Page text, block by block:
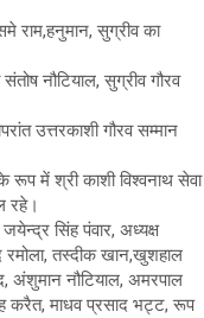
राम,हनुमान, सुग्रीव का
नौटियाल, सुग्रीव गौरव
उत्तरकाशी गौरव सम्मान
रूप में श्री काशी विश्वनाथ सेवा
रहे।
सिंह पंवार, अध्यक्ष
रमोला, तस्दीक खान,खुशहाल
अंशुमान नौटियाल, अमरपाल
करैत, माधव प्रसाद भट्ट, रूप